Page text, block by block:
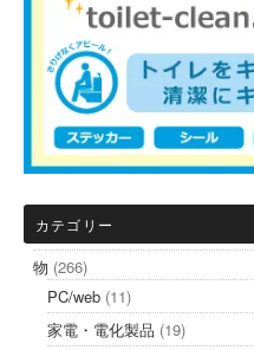
カテゴリー
物 (266)
PC/web (11)
家電・電化製品 (19)